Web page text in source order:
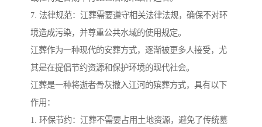
7. 法律规范：江葬需要遵守相关法律法规，确保不对环
境造成污染，并尊重公共水域的使用规定。
江葬作为一种现代的安葬方式，逐渐被更多人接受，尤
其是在提倡节约资源和保护环境的现代社会。
江葬是一种将逝者骨灰撒入江河的殡葬方式，具有以下
作用：
1. 环保节约：江葬不需要占用土地资源，避免了传统墓